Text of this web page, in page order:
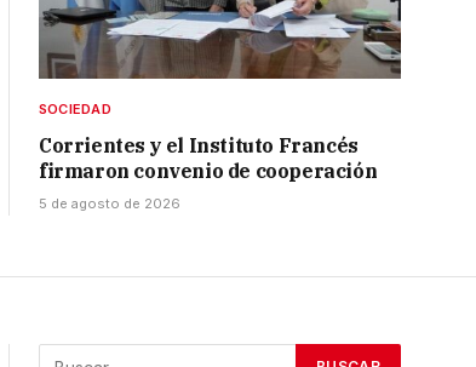
SOCIEDAD
Corrientes y el Instituto Francés
firmaron convenio de cooperación
5 de agosto de 2026